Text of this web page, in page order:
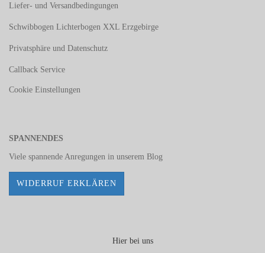
Liefer- und Versandbedingungen
Schwibbogen Lichterbogen XXL Erzgebirge
Privatsphäre und Datenschutz
Callback Service
Cookie Einstellungen
SPANNENDES
Viele spannende Anregungen in unserem Blog
WIDERRUF ERKLÄREN
Hier bei uns